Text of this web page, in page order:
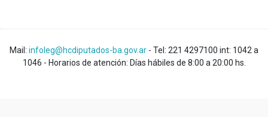
Mail: infoleg@hcdiputados-ba.gov.ar - Tel: 221 4297100 int: 1042 a
1046 - Horarios de atención: Días hábiles de 8:00 a 20:00 hs.